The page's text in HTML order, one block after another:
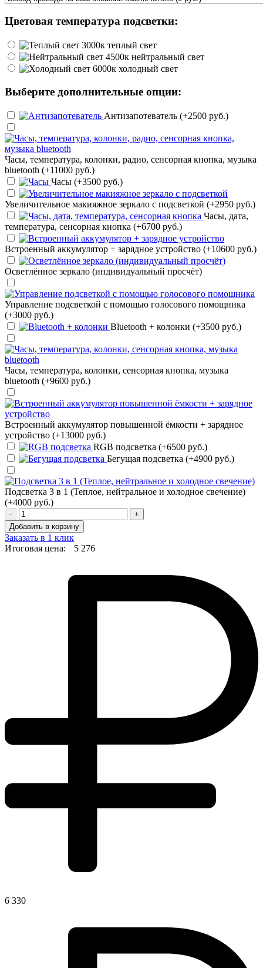
Цветовая температура подсветки:
теплый свет
нейтральный свет
холодный свет
Выберите дополнительные опции:
Антизапотеватель (+2500 руб.)
Часы, температура, колонки, радио, сенсорная кнопка, музыка
bluetooth (+11000 руб.)
Часы (+3500 руб.)
Увеличительное макияжное зеркало с подсветкой (+2950 руб.)
Часы, дата,
температура, сенсорная кнопка (+6700 руб.)
Встроенный аккумулятор + зарядное устройство (+10600 руб.)
Осветлённое зеркало (индивидуальный просчёт)
Управление подсветкой с помощью голосового помощника
(+3000 руб.)
Bluetooth + колонки (+3500 руб.)
Часы, температура, колонки, сенсорная кнопка, музыка
bluetooth (+9600 руб.)
Встроенный аккумулятор повышенной ёмкости + зарядное
устройство (+13000 руб.)
RGB подсветка (+6500 руб.)
Бегущая подсветка (+4900 руб.)
Подсветка 3 в 1 (Теплое, нейтральное и холодное свечение)
(+4000 руб.)
-
+
Добавить в корзину
Заказать в 1 клик
Итоговая цена:
5 276
6 330